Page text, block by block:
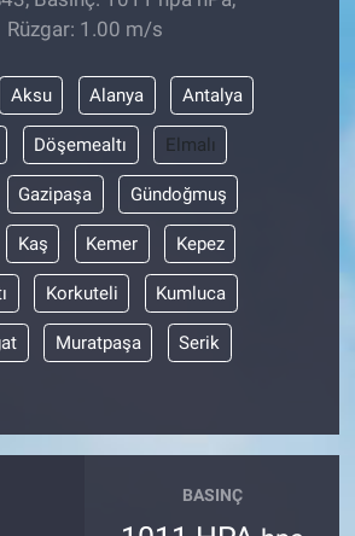
Rüzgar: 1.00 m/s
Aksu Alanya Antalya
Döşemealtı Elmalı
Gazipaşa Gündoğmuş
Kaş Kemer Kepez
Korkuteli Kumluca
Muratpaşa Serik
BASINÇ